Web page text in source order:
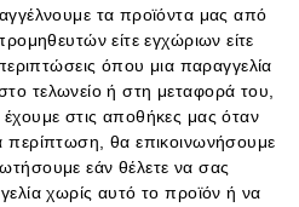
τα προϊόντα μας από
είτε εγχώριων είτε
όπου μια παραγγελία
τελωνείο ή στη μεταφορά του,
στις αποθήκες μας όταν
περίπτωση, θα επικοινωνήσουμε
εάν θέλετε να σας
χωρίς αυτό το προϊόν ή να